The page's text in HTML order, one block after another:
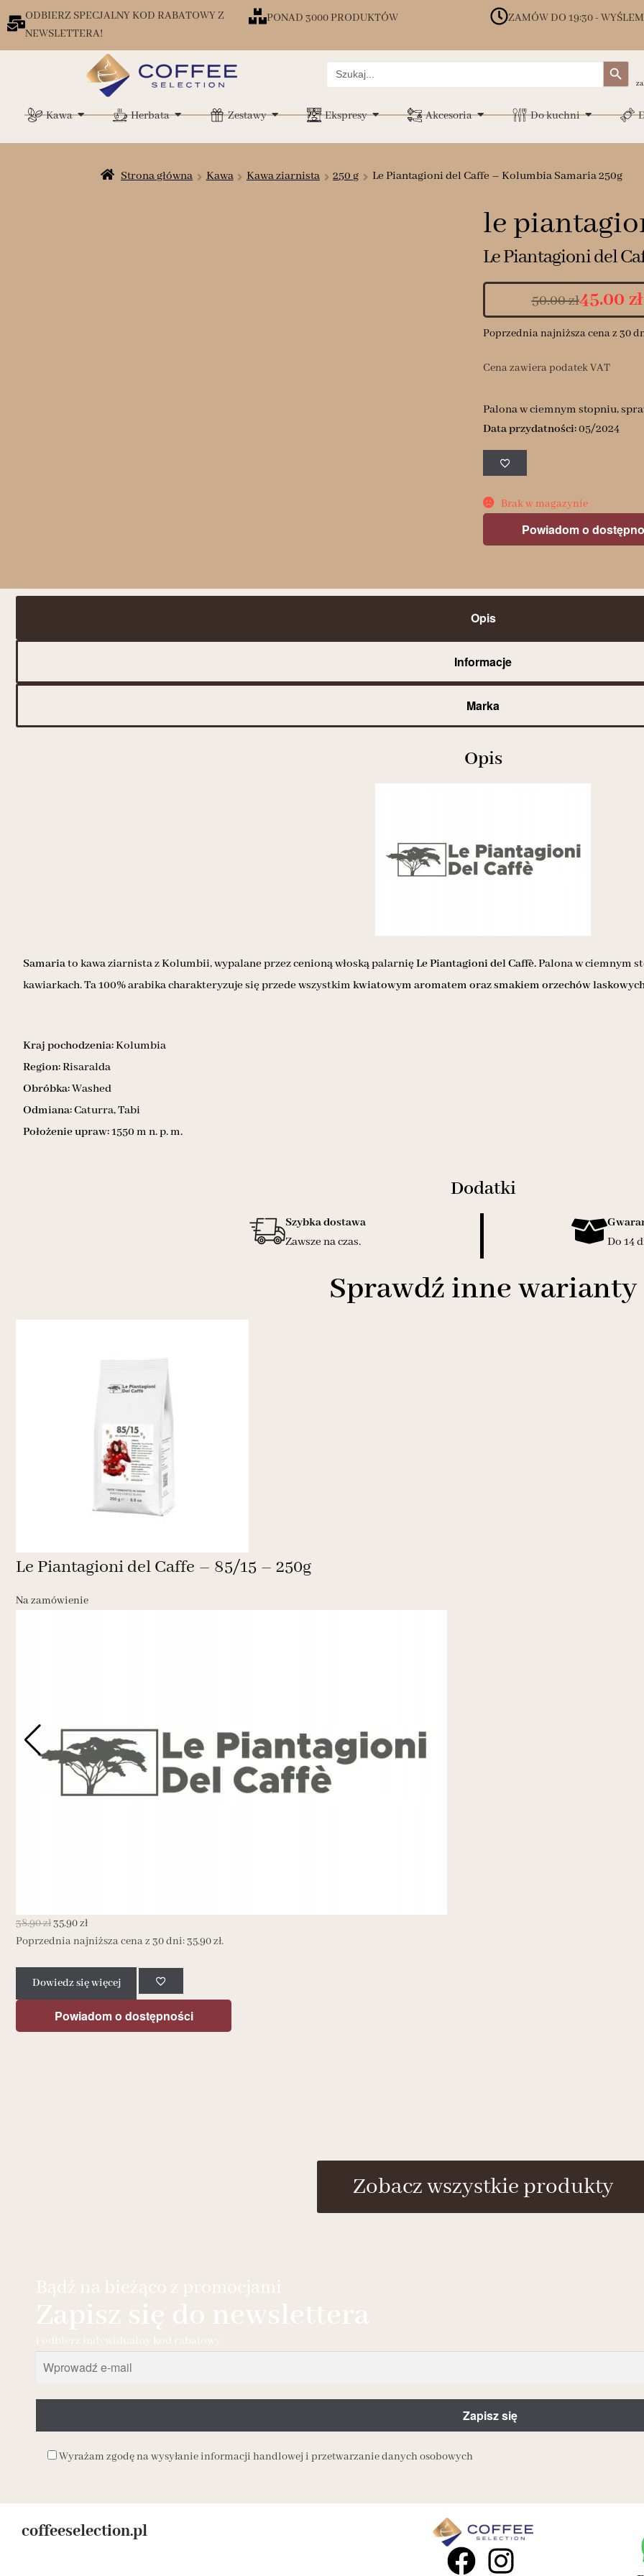
ODBIERZ SPECJALNY KOD RABATOWY Z
NEWSLETTERA!
PONAD 3000 PRODUKTÓW ZAMÓW DO 19:30 -
Search
for:
Search Button
Kawa Herbata Zestawy Ekspresy Akcesoria Do kuchni
Strona główna Kawa Kawa ziarnista 250 g Le Piantagioni del Caffe – Kolumbia Samaria 250g
le
Le Piantagioni del
50.00zł45.00 zł
Poprzednia najniższa cena z 30
Cena zawiera podatek VAT
Palona w ciemnym stopniu,
Data przydatności:05/2024
Brak w magazynie
Powiadom o
Opis
Informacje
Marka
Opis
Samariato kawa ziarnista z Kolumbii, wypalane przez cenioną włoską palarnięLe Piantagioni del Caffè.Palona w ciemnym
kawiarkach. Ta 100% arabika charakteryzuje się przede wszystkim kwiatowym aromatem oraz smakiem orzechów
Kraj pochodzenia:Kolumbia
Region:Risaralda
Obróbka:Washed
Odmiana:Caturra, Tabi
Położenie upraw:1550 m n. p. m.
Dodatki
Szybka dostawa
Zawsze na czas.
Do 14
Sprawdź inne warianty
Le Piantagioni del Caffe – 85/15 – 250g
Na zamówienie
38.90zł35.90zł
Poprzednia najniższa cena z 30 dni:35.90zł.
Dowiedz się więcej
Powiadom o dostępności
Zobacz wszystkie produkty
Bądź na bieżąco z promocjami
Zapisz się do newslettera
i odbierz indywidualny kod rabatowy
Wyrażam zgodę na wysyłanie informacji handlowej i przetwarzanie danych osobowych
coffeeselection.pl